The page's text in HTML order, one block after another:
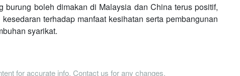
boleh dimakan di Malaysia dan China terus positif,
terhadap manfaat kesihatan serta pembangunan
syarikat.
for accurate info. Contact us for any changes.